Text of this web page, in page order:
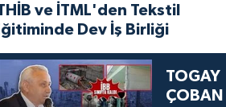
ve İTML'den Tekstil
Dev İş Birliği
TOGAY
ÇOBAN